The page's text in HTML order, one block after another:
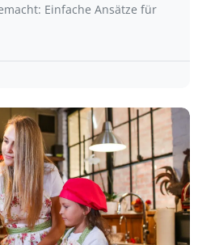
Einfache Ansätze für